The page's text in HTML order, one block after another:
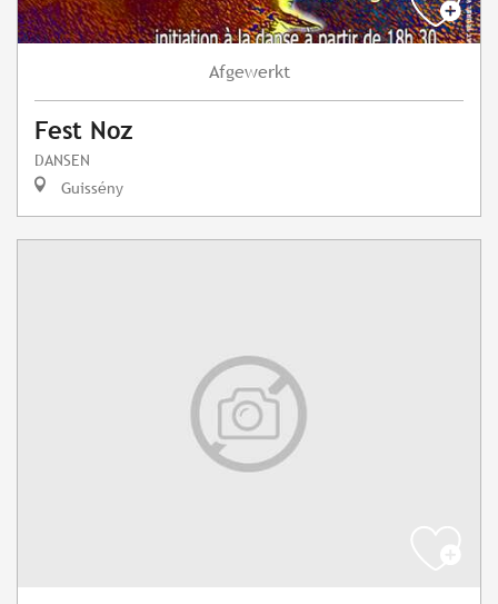
Afgewerkt
Fest Noz
DANSEN
Guissény